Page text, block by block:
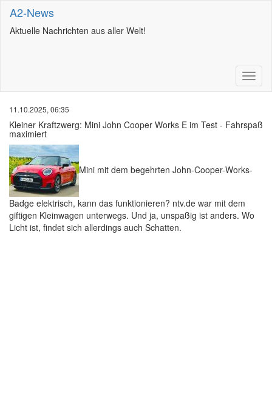
A2-News
Aktuelle Nachrichten aus aller Welt!
11.10.2025, 06:35
Kleiner Kraftzwerg: Mini John Cooper Works E im Test - Fahrspaß
maximiert
Mini mit dem begehrten John-Cooper-Works-
Badge elektrisch, kann das funktionieren? ntv.de war mit dem
giftigen Kleinwagen unterwegs. Und ja, unspaßig ist anders. Wo
Licht ist, findet sich allerdings auch Schatten.